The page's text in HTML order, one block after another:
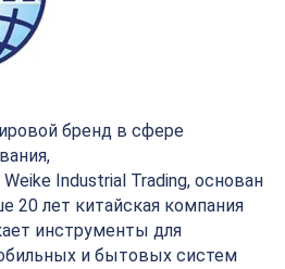
бренд в сфере
Weike Industrial Trading, основан
20 лет китайская компания
инструменты для
и бытовых систем